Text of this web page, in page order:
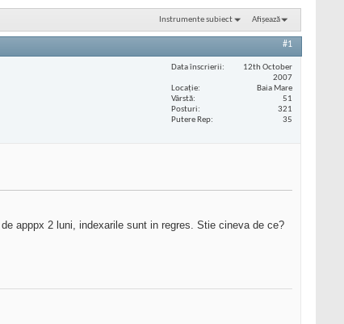
Instrumente subiect Afișează
#1
Data înscrierii
12th October
2007
Locaţie
Baia Mare
Vârstă
51
Posturi
321
Putere Rep
35
apppx 2 luni, indexarile sunt in regres. Stie cineva de ce?